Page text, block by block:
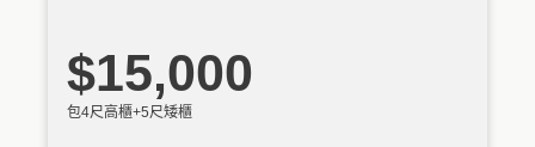
$15,000
包4尺高櫃+5尺矮櫃